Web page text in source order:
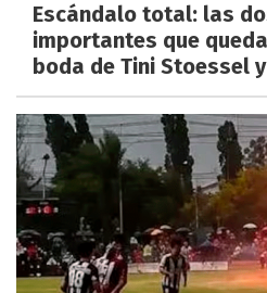
Escándalo total: las
importantes que
boda de Tini Stoessel